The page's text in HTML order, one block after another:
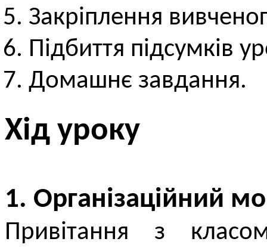
Закріплення
Підбиття підсумків
Домашнє завдання.
Хід уроку
1. Організаційний
Привітання з